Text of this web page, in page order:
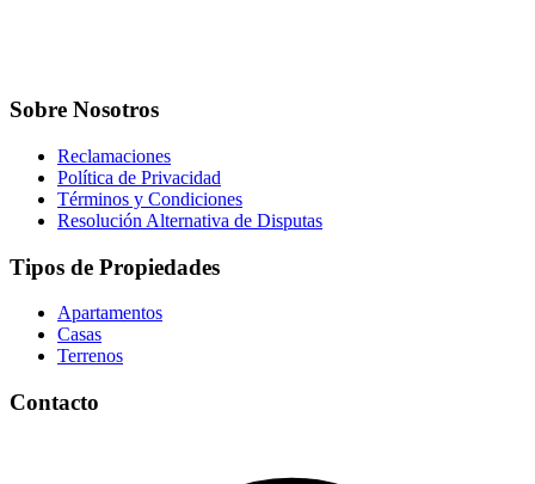
Sobre Nosotros
Reclamaciones
Política de Privacidad
Términos y Condiciones
Resolución Alternativa de Disputas
Tipos de Propiedades
Apartamentos
Casas
Terrenos
Contacto